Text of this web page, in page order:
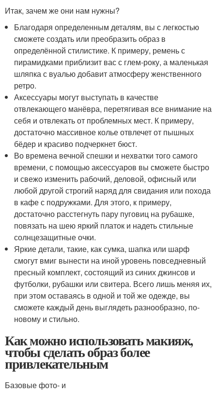
Итак, зачем же они нам нужны?
Благодаря определенным деталям, вы с легкостью
сможете создать или преобразить образ в
определённой стилистике. К примеру, ремень с
пирамидками приблизит вас с глем-року, а маленькая
шляпка с вуалью добавит атмосферу женственного
ретро.
Аксессуары могут выступать в качестве
отвлекающего манёвра, перетягивая все внимание на
себя и отвлекать от проблемных мест. К примеру,
достаточно массивное колье отвлечет от пышных
бёдер и красиво подчеркнет бюст.
Во времена вечной спешки и нехватки того самого
времени, с помощью аксессуаров вы сможете быстро
и свежо изменить рабочий, деловой, офисный или
любой другой строгий наряд для свидания или похода
в кафе с подружками. Для этого, к примеру,
достаточно расстегнуть пару пуговиц на рубашке,
повязать на шею яркий платок и надеть стильные
солнцезащитные очки.
Яркие детали, такие, как сумка, шапка или шарф
смогут вмиг вынести на иной уровень повседневный
пресный комплект, состоящий из синих джинсов и
футболки, рубашки или свитера. Всего лишь меняя их,
при этом оставаясь в одной и той же одежде, вы
сможете каждый день выглядеть разнообразно, по-
новому и стильно.
Как можно использовать макияж,
чтобы сделать образ более
привлекательным
Базовые фото- и